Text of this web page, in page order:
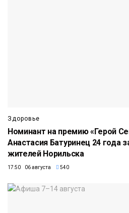
Здоровье
Номинант на премию «Герой
Анастасия Батуринец 24 года
жителей Норильска
17:50 06 августа 540